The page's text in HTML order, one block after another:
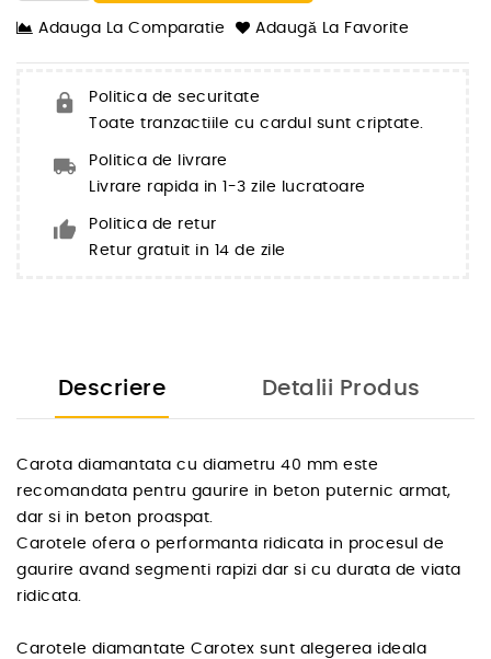
Adauga La Comparatie Adaugă La Favorite
Politica de securitate
Toate tranzactiile cu cardul sunt criptate.
Politica de livrare
Livrare rapida in 1-3 zile lucratoare
Politica de retur
Retur gratuit in 14 de zile
Descriere Detalii Produs
Carota diamantata cu diametru 40 mm este
recomandata pentru gaurire in beton puternic armat,
dar si in beton proaspat.
Carotele ofera o performanta ridicata in procesul de
gaurire avand segmenti rapizi dar si cu durata de viata
ridicata.
Carotele diamantate Carotex sunt alegerea ideala